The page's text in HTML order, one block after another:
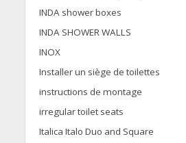
INDA shower boxes
INDA SHOWER WALLS
INOX
Installer un siège de toilettes
instructions de montage
irregular toilet seats
Italica Italo Duo and Square